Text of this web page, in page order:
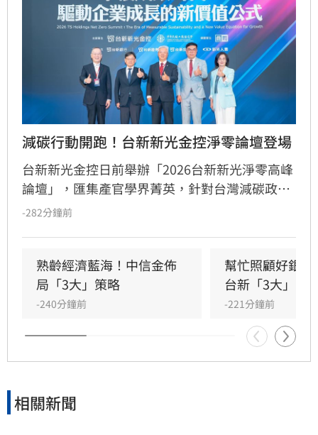
減碳行動開跑！台新新光金控淨零論壇登場
台新新光金控日前舉辦「2026台新新光淨零高峰
論壇」，匯集產官學界菁英，針對台灣減碳政
策、碳定價制度及企業轉型策略進行深度對話。
控總經理林維俊指出，論壇邁入第五年，致力協
助企業將永續轉化為國際競爭力。會中上銀、強
茂、宏碁及金寶等指標企業分享低碳實踐經驗。
台新新光金控憑藉優異的永續績效，不僅連續三
年獲標普全球永續年鑑銀行業全球前1%，更獲
MSCI ESG AAA最高評級，展現其帶領產業接軌
邁向永續發展的強力後盾。
-282分鐘前
熟齡經濟藍海！中信金佈
局「3大」策略
-240分鐘前
幫忙照顧好銀
台新「3大」防
-221分鐘前
相關新聞